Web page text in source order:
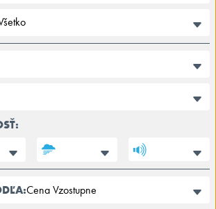
Cena Vzostupne